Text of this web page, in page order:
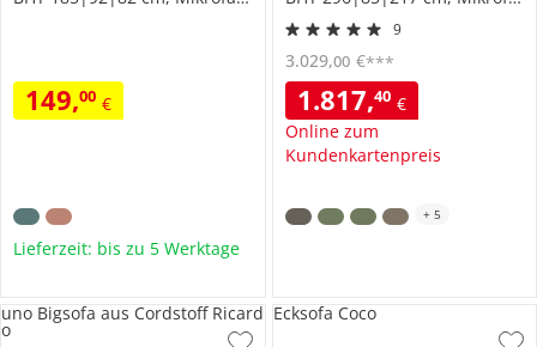
149,00 €
Lieferzeit: bis zu 5 Werktage
9
1.817,40 €
Online zum
Kundenkartenpreis
3.029,00 €***
+ 5
uno Bigsofa aus Cordstoff Ricard
o
Ecksofa Coco